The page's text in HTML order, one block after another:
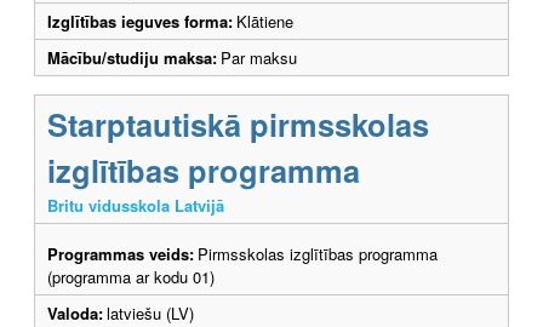
Izglītības ieguves forma: Klātiene
Mācību/studiju maksa: Par maksu
Starptautiskā pirmsskolas
izglītības programma
Britu vidusskola Latvijā
Programmas veids: Pirmsskolas izglītības programma
(programma ar kodu 01)
Valoda:latviešu (LV)